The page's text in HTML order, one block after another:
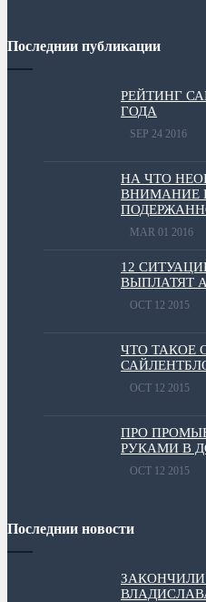
Последнии публикации
РЕЙТИНГ
ГОДА
SEP 24 2016
НА ЧТО
ВНИМАНИЕ
MAR 01 2016
12
ВЫПЛАТЯТ
OCT 12 2015
ЧТО ТАКОЕ
OCT 12 2015
ПРО
РУКАМИ В
OCT 12 2015
Последнии новости